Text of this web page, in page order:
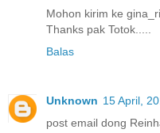
Mohon kirim ke
Thanks pak Totok.....
Balas
Unknown 15 April,
post email dong